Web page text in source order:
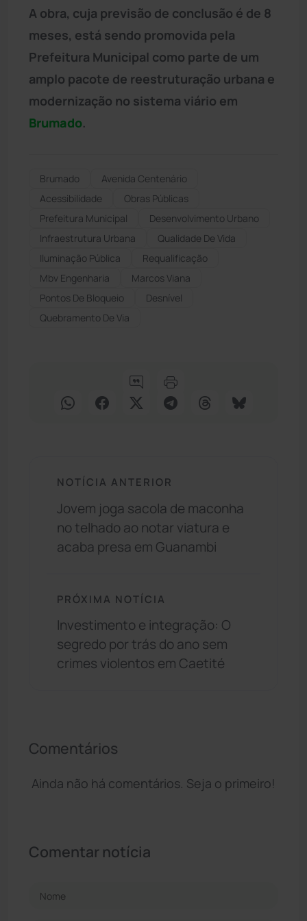
A obra, cuja previsão de conclusão é de 8
meses, está sendo promovida pela
Prefeitura Municipal como parte de um
amplo pacote de reestruturação urbana e
modernização no sistema viário em
Brumado.
Brumado
Avenida Centenário
Acessibilidade
Obras Públicas
Prefeitura Municipal
Desenvolvimento Urbano
Infraestrutura Urbana
Qualidade De Vida
Iluminação Pública
Requalificação
Mbv Engenharia
Marcos Viana
Pontos De Bloqueio
Desnível
Quebramento De Via
NOTÍCIA ANTERIOR
Jovem joga sacola de maconha
no telhado ao notar viatura e
acaba presa em Guanambi
PRÓXIMA NOTÍCIA
Investimento e integração: O
segredo por trás do ano sem
crimes violentos em Caetité
Comentários
Ainda não há comentários. Seja o primeiro!
Comentar notícia